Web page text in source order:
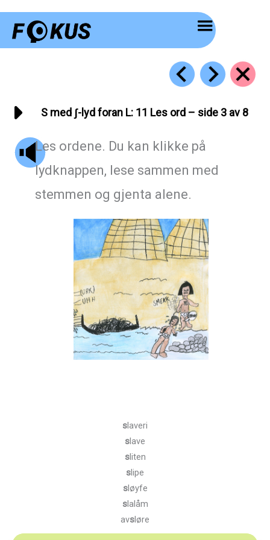
S med ʃ-lyd foran L: 11 Les ord – side 3 av 8
Les ordene. Du kan klikke på
lydknappen, lese sammen med
stemmen og gjenta alene.
slaveri
slave
sliten
slipe
sløyfe
slalåm
avsløre